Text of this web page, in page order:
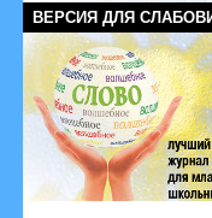
ВЕРСИЯ ДЛЯ